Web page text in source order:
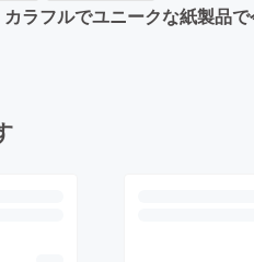
ラフルでユニークな紙製品